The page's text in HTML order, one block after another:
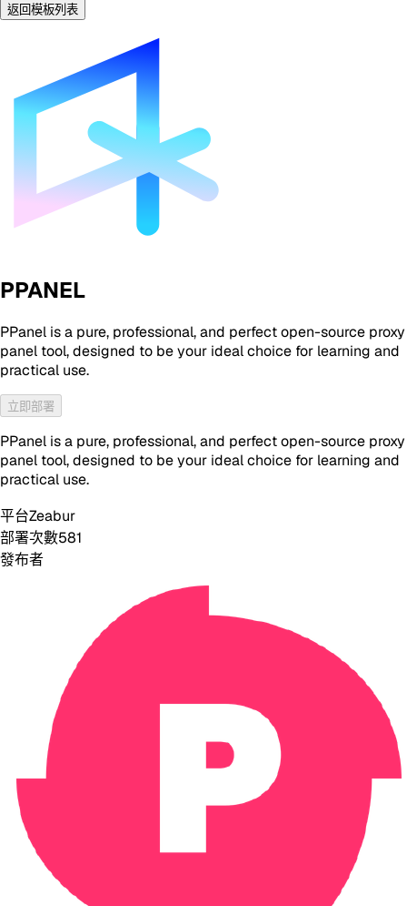
返回模板列表
PPANEL
PPanel is a pure, professional, and perfect open-source proxy
panel tool, designed to be your ideal choice for learning and
practical use.
立即部署
PPanel is a pure, professional, and perfect open-source proxy
panel tool, designed to be your ideal choice for learning and
practical use.
平台Zeabur
部署次數581
發布者